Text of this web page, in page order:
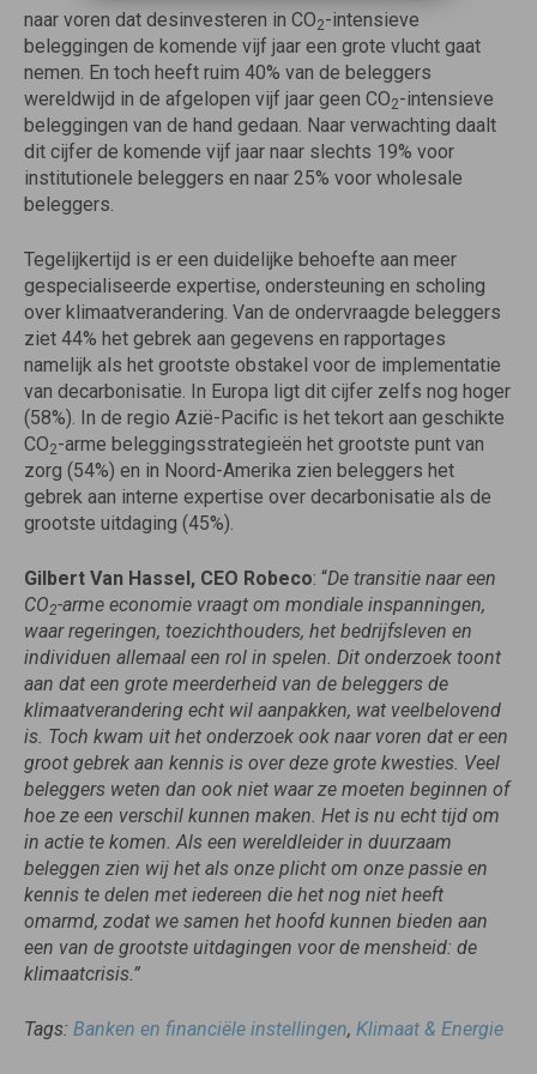
naar voren dat desinvesteren in CO2-intensieve
beleggingen de komende vijf jaar een grote vlucht gaat
nemen. En toch heeft ruim 40% van de beleggers
wereldwijd in de afgelopen vijf jaar geen CO2-intensieve
beleggingen van de hand gedaan. Naar verwachting daalt
dit cijfer de komende vijf jaar naar slechts 19% voor
institutionele beleggers en naar 25% voor wholesale
beleggers.
Tegelijkertijd is er een duidelijke behoefte aan meer
gespecialiseerde expertise, ondersteuning en scholing
over klimaatverandering. Van de ondervraagde beleggers
ziet 44% het gebrek aan gegevens en rapportages
namelijk als het grootste obstakel voor de implementatie
van decarbonisatie. In Europa ligt dit cijfer zelfs nog hoger
(58%). In de regio Azië-Pacific is het tekort aan geschikte
CO2-arme beleggingsstrategieën het grootste punt van
zorg (54%) en in Noord-Amerika zien beleggers het
gebrek aan interne expertise over decarbonisatie als de
grootste uitdaging (45%).
Gilbert Van Hassel, CEO Robeco: “De transitie naar een
CO2-arme economie vraagt om mondiale inspanningen,
waar regeringen, toezichthouders, het bedrijfsleven en
individuen allemaal een rol in spelen. Dit onderzoek toont
aan dat een grote meerderheid van de beleggers de
klimaatverandering echt wil aanpakken, wat veelbelovend
is. Toch kwam uit het onderzoek ook naar voren dat er een
groot gebrek aan kennis is over deze grote kwesties. Veel
beleggers weten dan ook niet waar ze moeten beginnen of
hoe ze een verschil kunnen maken. Het is nu echt tijd om
in actie te komen. Als een wereldleider in duurzaam
beleggen zien wij het als onze plicht om onze passie en
kennis te delen met iedereen die het nog niet heeft
omarmd, zodat we samen het hoofd kunnen bieden aan
een van de grootste uitdagingen voor de mensheid: de
klimaatcrisis.”
Tags: Banken en financiële instellingen, Klimaat & Energie